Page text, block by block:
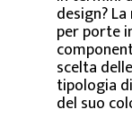
design?
per porte
scelta
tipologia
del suo